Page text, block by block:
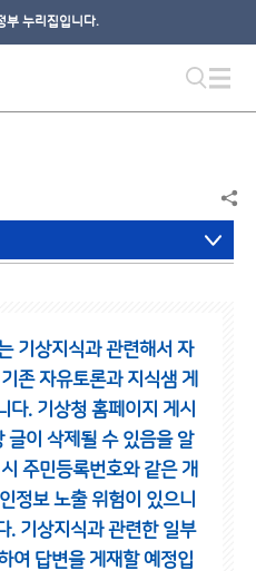
부 누리집입니다.
기상지식과 관련해서 자
기존 자유토론과 지식샘 게
다. 기상청 홈페이지 게시
글이 삭제될 수 있음을 알
주민등록번호와 같은 개
정보 노출 위험이 있으니
. 기상지식과 관련한 일부
여 답변을 게재할 예정입